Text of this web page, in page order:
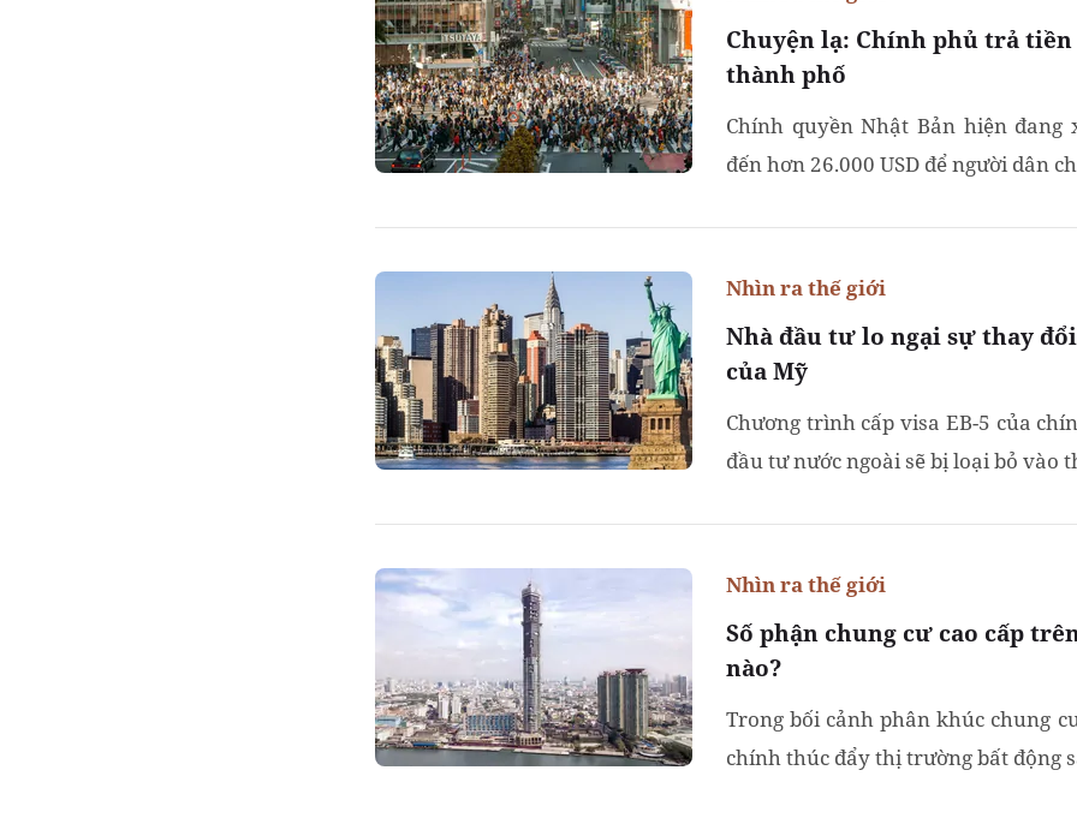
Chuyện lạ: Chính phủ trả
thành phố
Chính quyền Nhật Bản hiện
đến hơn 26.000 USD để người dân
Nhà đầu tư lo ngại sự thay
của Mỹ
Nhìn ra thế giới
Chương trình cấp visa EB-5 của
đầu tư nước ngoài sẽ bị loại bỏ vào
Số phận chung cư cao cấp
nào?
Nhìn ra thế giới
Trong bối cảnh phân khúc chung
chính thúc đẩy thị trường bất động